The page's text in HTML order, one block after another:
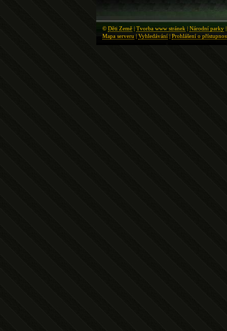
© Děti Země | Tvorba www stránek | Národní parky
Mapa serveru | Vyhledávání | Prohlášení o